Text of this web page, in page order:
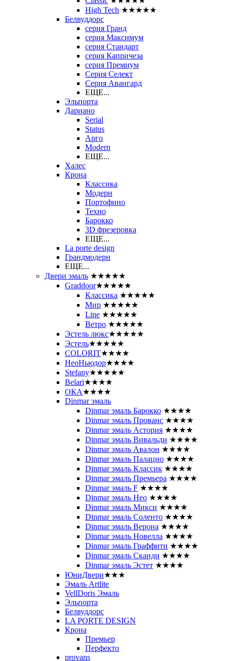
High Tech ★★★★★
Белвуддорс
серия Гранд
серия Максимум
серия Стандарт
серия Капричеза
серия Премиум
Серия Селект
Серия Авангард
ЕЩЕ...
Эльпорта
Дариано
Serial
Status
Арго
Modern
ЕЩЕ...
Халес
Крона
Классика
Модерн
Портофино
Техно
Барокко
3D фрезеровка
ЕЩЕ...
La porte design
Грандмодерн
ЕЩЕ...
Двери эмаль ★★★★★
Graddoor★★★★★
Классика ★★★★★
Мир ★★★★★
Line ★★★★★
Ветро ★★★★★
Эстель люкс★★★★★
Эстель★★★★★
COLORIT★★★★
НеоНьюдор★★★★
Stefany★★★★★
Belari★★★★
ОКА★★★★
Dinmar эмаль
Dinmar эмаль Барокко ★★★★
Dinmar эмаль Прованс ★★★★
Dinmar эмаль Астория ★★★★
Dinmar эмаль Вивальди ★★★★
Dinmar эмаль Авалон ★★★★
Dinmar эмаль Палацио ★★★★
Dinmar эмаль Классик ★★★★
Dinmar эмаль Премьера ★★★★
Dinmar эмаль F ★★★★
Dinmar эмаль Нео ★★★★
Dinmar эмаль Микси ★★★★
Dinmar эмаль Соленто ★★★★
Dinmar эмаль Верона ★★★★
Dinmar эмаль Новелла ★★★★
Dinmar эмаль Граффити ★★★★
Dinmar эмаль Сканди ★★★★
Dinmar эмаль Эстет ★★★★
ЮниДвери★★★
Эмаль Artlite
VellDoris Эмаль
Эльпорта
Белвуддорс
LA PORTE DESIGN
Крона
Премьер
Перфекто
provans